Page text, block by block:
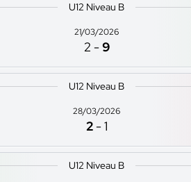
U12 Niveau B
21/03/2026
2 -9
U12 Niveau B
28/03/2026
2 -1
U12 Niveau B